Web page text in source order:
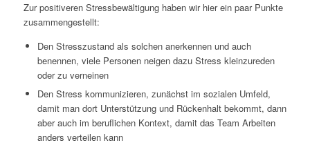
Zur positiveren Stressbewältigung haben wir hier ein paar Punkte
zusammengestellt:
Den Stresszustand als solchen anerkennen und auch
benennen, viele Personen neigen dazu Stress kleinzureden
oder zu verneinen
Den Stress kommunizieren, zunächst im sozialen Umfeld,
damit man dort Unterstützung und Rückenhalt bekommt, dann
aber auch im beruflichen Kontext, damit das Team Arbeiten
anders verteilen kann